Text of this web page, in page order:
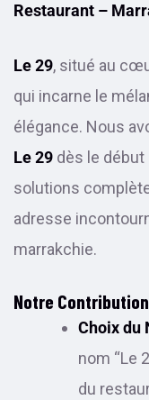
Restaurant –
Le 29, situé au
qui incarne le
élégance. Nous
Le 29 dès le
solutions
adresse
marrakchie.
Notre
Choix du
nom “Le
du